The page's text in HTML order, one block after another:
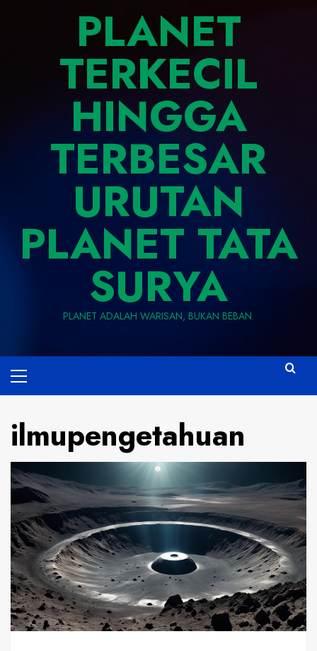
PLANET
TERKECIL
HINGGA
TERBESAR
URUTAN
PLANET TATA
SURYA
PLANET ADALAH WARISAN, BUKAN BEBAN.
Menu
ilmupengetahuan